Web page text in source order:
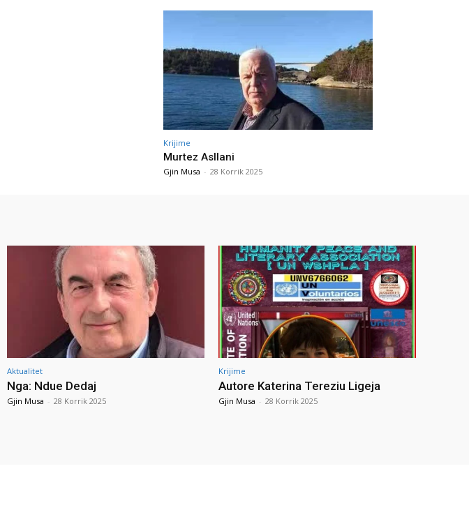
Krijime
Murtez Asllani
Gjin Musa - 28 Korrik 2025
Aktualitet
Nga: Ndue Dedaj
Gjin Musa - 28 Korrik 2025
Krijime
Autore Katerina Tereziu Ligeja
Gjin Musa - 28 Korrik 2025